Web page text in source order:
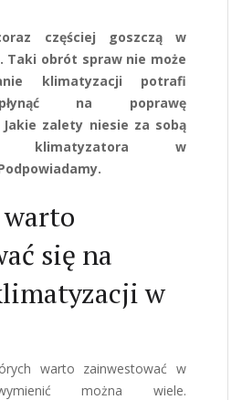
częściej goszczą w
Taki obrót spraw nie może
klimatyzacji potrafi
na poprawę
zalety niesie za sobą
klimatyzatora w
warto
się na
w
warto zainwestować w
można wiele.